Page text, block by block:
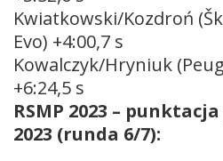
Kwiatkowski/Kozdroń
Evo) +4:00,7 s
Kowalczyk/Hryniuk
+6:24,5 s
RSMP 2023 –
2023 (runda 6/7):